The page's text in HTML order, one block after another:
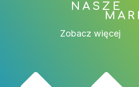
NASZE
Zobacz więcej